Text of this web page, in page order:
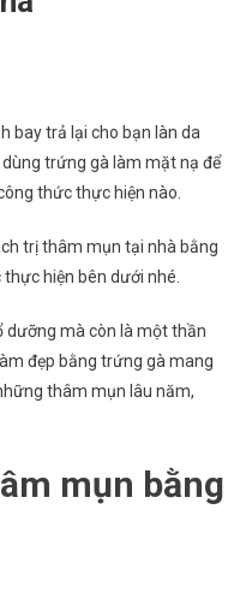
bay trả lại cho bạn làn da
trứng gà làm mặt nạ để
thức thực hiện nào.
trị thâm mụn tại nhà bằng
hiện bên dưới nhé.
dưỡng mà còn là một thần
đẹp bằng trứng gà mang
thâm mụn lâu năm,
mụn bằng